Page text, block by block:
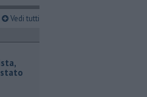
Vedi tutti